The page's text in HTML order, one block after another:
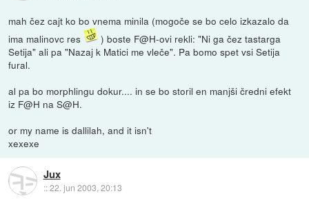
mah čez cajt ko bo vnema minila (mogoče se bo celo izkazalo da
ima malinovc res
) boste F@H-ovi rekli: "Ni ga čez tastarga
Setija" ali pa "Nazaj k Matici me vleče". Pa bomo spet vsi Setija
fural.
al pa bo morphlingu dokur.... in se bo storil en manjši čredni efekt
iz F@H na S@H.
or my name is dallilah, and it isn't
xexexe
Jux
::22. jun 2003, 20:13